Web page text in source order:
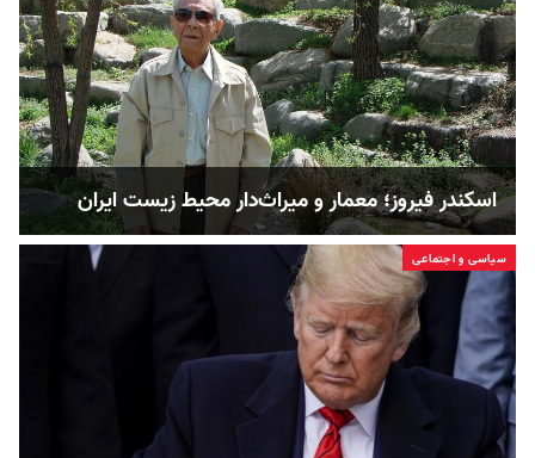
اسکندر فیروز؛ معمار و میراث‌دار محیط زیست ایران
سیاسی و اجتماعی